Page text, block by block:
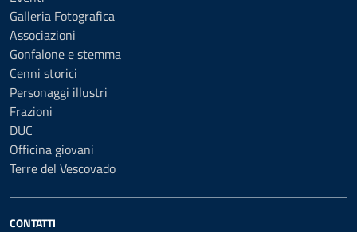
Galleria Fotografica
Associazioni
Gonfalone e stemma
Cenni storici
Personaggi illustri
Frazioni
DUC
Officina giovani
Terre del Vescovado
CONTATTI